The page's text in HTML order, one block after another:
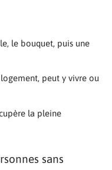
le bouquet, puis une
peut y vivre ou
la pleine
sans